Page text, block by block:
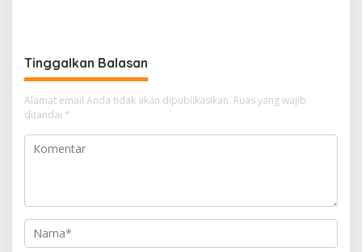
Tinggalkan Balasan
Alamat email Anda tidak akan dipublikasikan. Ruas yang wajib
ditandai *